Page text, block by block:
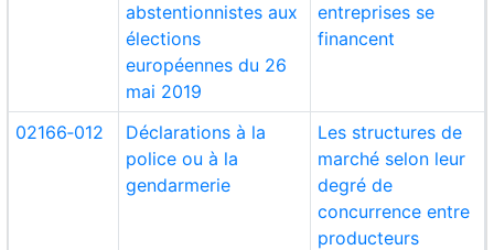
abstentionnistes aux
élections
européennes du 26
mai 2019
entreprises se
financent
02166‑012
Déclarations à la
police ou à la
gendarmerie
Les structures de
marché selon leur
degré de
concurrence entre
producteurs